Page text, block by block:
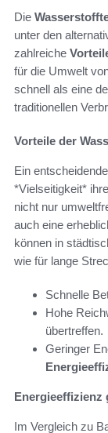
Die
unter den
zahlreiche
für die Umwelt
schnell als eine
traditionellen
Vorteile der
Ein
*Vielseitigkeit*
nicht nur
auch eine
können in
wie für lange
Schnelle
Hohe
übertreffen.
Geringer
Energieeffizienz
Im Vergleich zu